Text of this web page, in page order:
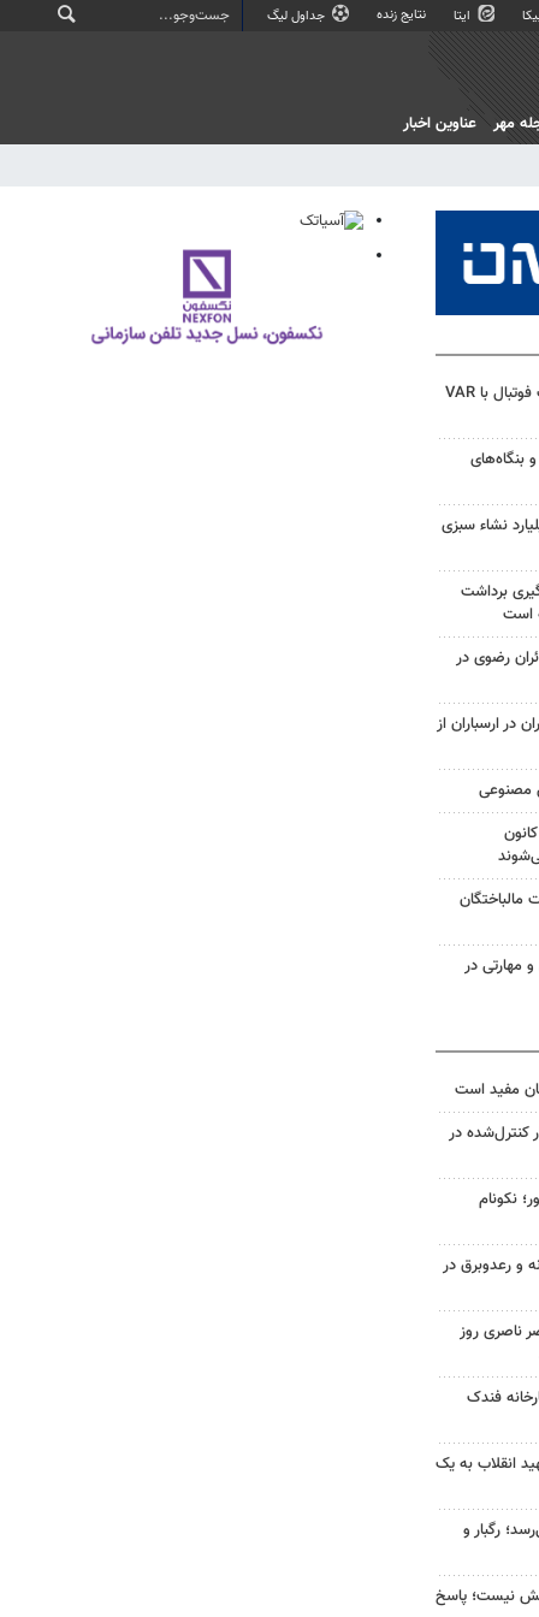
ایتا نتایج زنده جداول لیگ
مهر عناوین اخبار
تمام دیدارهای فصل جدید لیگ فوتبال با VAR
بنگاه‌های
نشاء سبزی
برداشت
است
رضوی در
ارسباران از
مصنوعی
مالباختگان
و مهارتی در
مفید است
کنترل‌شده در
نکونام
و رعدوبرق در
ناصری روز
فندک
انقلاب به یک
رگبار و
نیست؛ پاسخ